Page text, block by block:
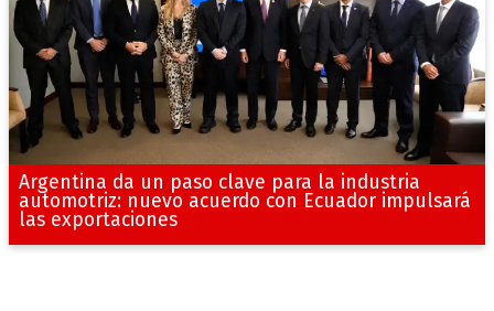
Argentina da un paso clave para la industria
automotriz: nuevo acuerdo con Ecuador impulsará
las exportaciones